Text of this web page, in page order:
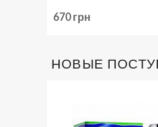
670 грн
НОВЫЕ